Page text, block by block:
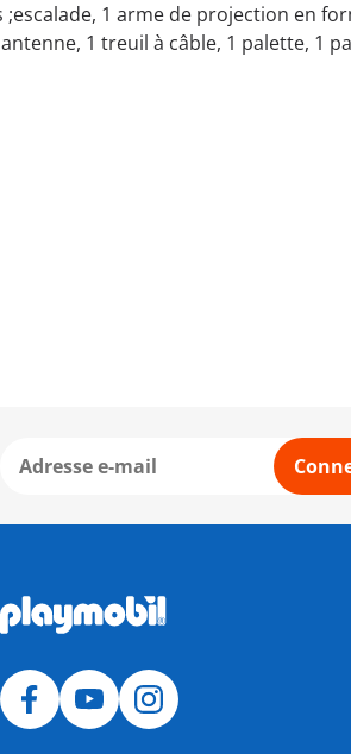
1 arme de projection en
1 treuil à câble, 1 palette, 1